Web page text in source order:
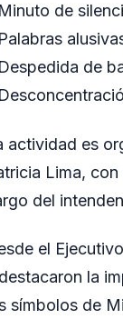
de
de
actividad es
Lima,
del
el
la
símbolos de